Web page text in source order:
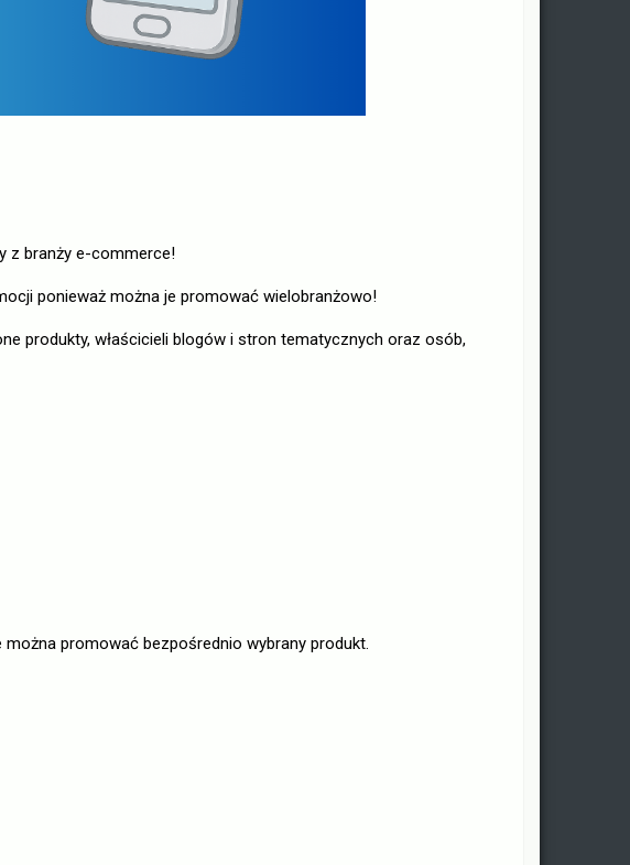
z branży e-commerce!
ponieważ można je promować wielobranżowo!
produkty, właścicieli blogów i stron tematycznych oraz osób,
promować bezpośrednio wybrany produkt.